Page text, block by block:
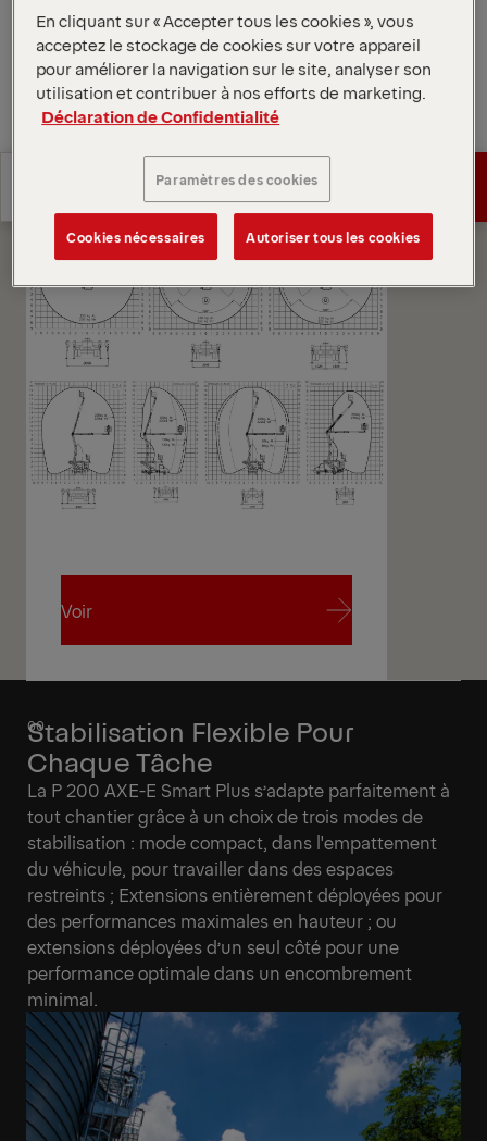
Demander un devis
Demander un devis
Trouver un partenaire commercial
Trouver un partenaire commercial
Spécifications
techniques
Spécifications
techniques
Demander un devis
Demander un devis
Diagrammes
Voir
Voir
Stabilisation Flexible Pour
Chaque Tâche
La P 200 AXE-E Smart Plus s’adapte parfaitement à
tout chantier grâce à un choix de trois modes de
stabilisation : mode compact, dans l'empattement
du véhicule, pour travailler dans des espaces
restreints ; Extensions entièrement déployées pour
des performances maximales en hauteur ; ou
extensions déployées d’un seul côté pour une
performance optimale dans un encombrement
minimal.
En cliquant sur « Accepter tous les cookies », vous
acceptez le stockage de cookies sur votre appareil
pour améliorer la navigation sur le site, analyser son
utilisation et contribuer à nos efforts de marketing.
Déclaration de Confidentialité
Paramètres des cookies
Cookies nécessaires Autoriser tous les cookies